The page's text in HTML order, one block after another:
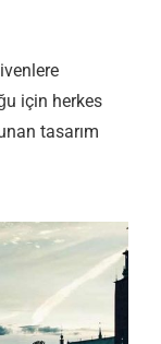
için herkes
tasarım